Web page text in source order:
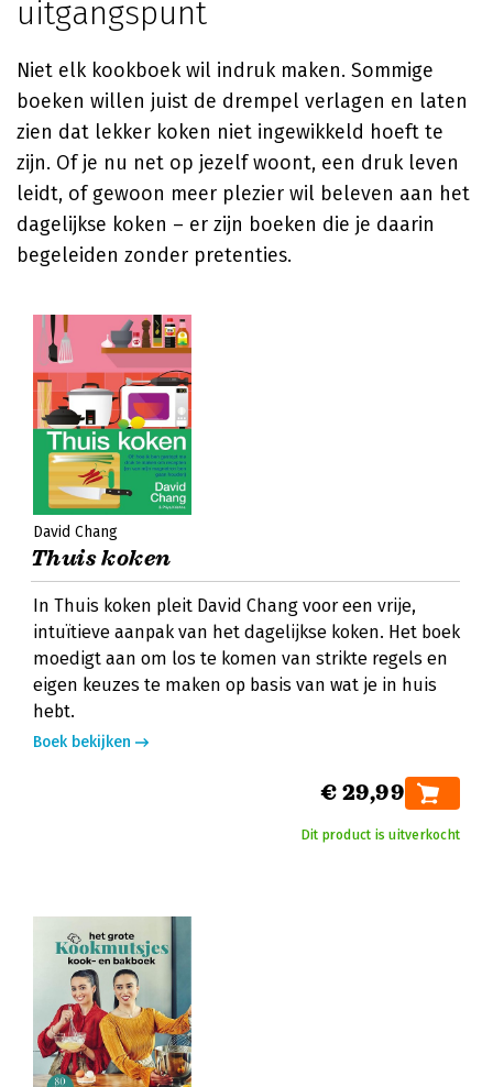
uitgangspunt
Niet elk kookboek wil indruk maken. Sommige
boeken willen juist de drempel verlagen en laten
zien dat lekker koken niet ingewikkeld hoeft te
zijn. Of je nu net op jezelf woont, een druk leven
leidt, of gewoon meer plezier wil beleven aan het
dagelijkse koken – er zijn boeken die je daarin
begeleiden zonder pretenties.
David Chang
Thuis koken
In Thuis koken pleit David Chang voor een vrije,
intuïtieve aanpak van het dagelijkse koken. Het boek
moedigt aan om los te komen van strikte regels en
eigen keuzes te maken op basis van wat je in huis
hebt.
Boek bekijken
€ 29,99
Dit product is uitverkocht